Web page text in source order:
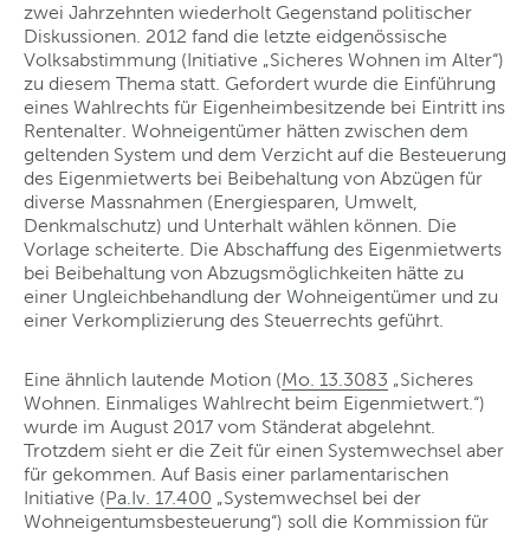
zwei Jahrzehnten wiederholt Gegenstand politischer
Diskussionen. 2012 fand die letzte eidgenössische
Volksabstimmung (Initiative „Sicheres Wohnen im Alter“)
zu diesem Thema statt. Gefordert wurde die Einführung
eines Wahlrechts für Eigenheimbesitzende bei Eintritt ins
Rentenalter. Wohneigentümer hätten zwischen dem
geltenden System und dem Verzicht auf die Besteuerung
des Eigenmietwerts bei Beibehaltung von Abzügen für
diverse Massnahmen (Energiesparen, Umwelt,
Denkmalschutz) und Unterhalt wählen können. Die
Vorlage scheiterte. Die Abschaffung des Eigenmietwerts
bei Beibehaltung von Abzugsmöglichkeiten hätte zu
einer Ungleichbehandlung der Wohneigentümer und zu
einer Verkomplizierung des Steuerrechts geführt.
Eine ähnlich lautende Motion (Mo. 13.3083 „Sicheres
Wohnen. Einmaliges Wahlrecht beim Eigenmietwert.“)
wurde im August 2017 vom Ständerat abgelehnt.
Trotzdem sieht er die Zeit für einen Systemwechsel aber
für gekommen. Auf Basis einer parlamentarischen
Initiative (Pa.Iv. 17.400 „Systemwechsel bei der
Wohneigentumsbesteuerung“) soll die Kommission für